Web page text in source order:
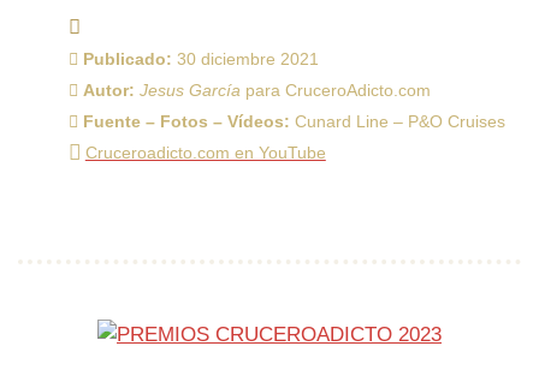
Publicado: 30 diciembre 2021
Autor: Jesus García para CruceroAdicto.com
Fuente – Fotos – Vídeos: Cunard Line – P&O Cruises
Cruceroadicto.com en YouTube